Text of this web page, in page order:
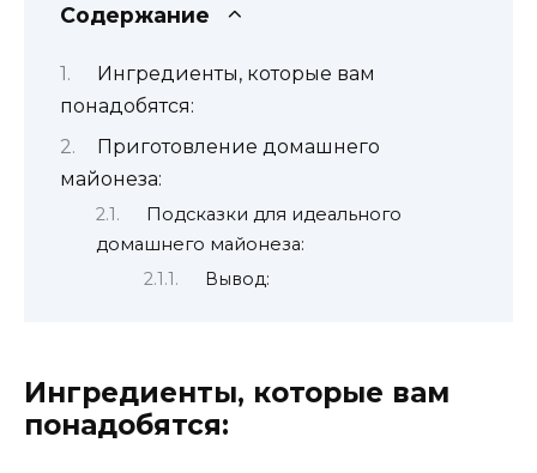
Содержание
Ингредиенты, которые вам
понадобятся:
Приготовление домашнего
майонеза:
Подсказки для идеального
домашнего майонеза:
Вывод:
Ингредиенты, которые вам
понадобятся: